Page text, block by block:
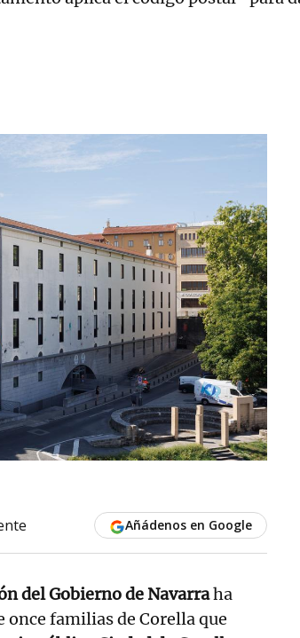
Añádenos en Google
del Gobierno de Navarraha
familias de Corella que